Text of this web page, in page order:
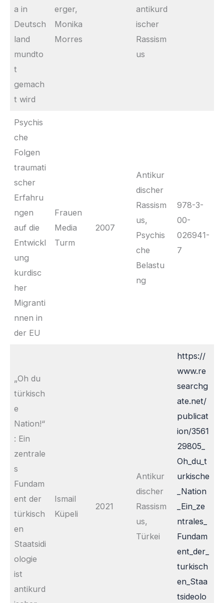
a in
Deutsch
land
mundto
t
gemach
t wird
erger,
Monika
Morres
antikurd
ischer
Rassism
us
Psychis
che
Folgen
traumati
scher
Erfahru
ngen
auf die
Entwickl
ung
kurdisc
her
Migranti
nnen in
der EU
Frauen
Media
Turm
2007
Antikur
discher
Rassism
us,
Psychis
che
Belastu
ng
978-3-
00-
026941-
7
„Oh du
türkisch
e
Nation!“
: Ein
zentrale
s
Fundam
ent der
türkisch
en
Staatsidi
ologie
ist
antikurd
Ismail
Küpeli
2021
Antikur
discher
Rassism
us,
Türkei
https://
www.re
searchg
ate.net/
publicat
ion/3561
29805_
Oh_du_t
urkische
_Nation
_Ein_ze
ntrales_
Fundam
ent_der_
turkisch
en_Staa
tsideolo